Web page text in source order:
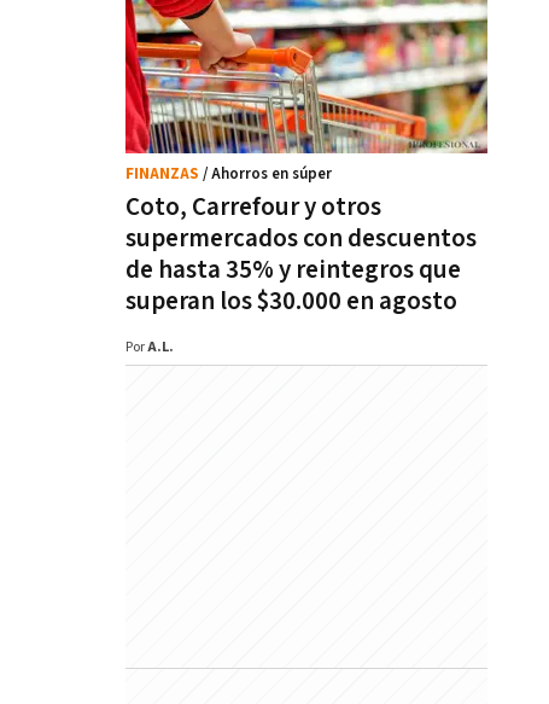
Coto, Carrefour y otros
supermercados con descuentos
de hasta 35% y reintegros que
superan los $30.000 en agosto
FINANZAS / Ahorros en súper
PorA.L.